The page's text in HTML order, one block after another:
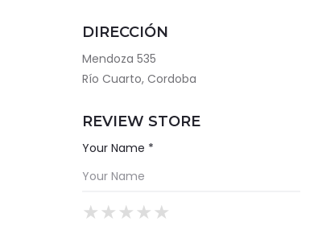
DIRECCIÓN
Mendoza 535
Río Cuarto, Cordoba
REVIEW STORE
Your Name *
★
★★
★★★
★★★★
★★★★★